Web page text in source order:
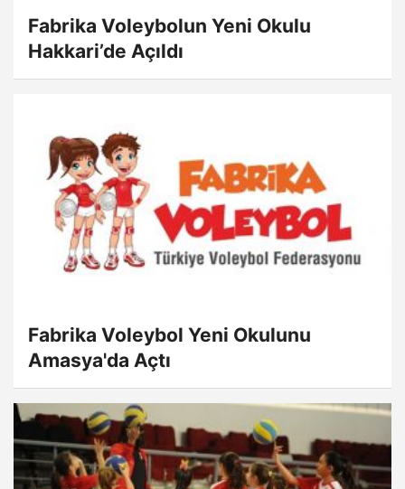
Fabrika Voleybolun Yeni Okulu
Hakkari’de Açıldı
Fabrika Voleybol Yeni Okulunu
Amasya'da Açtı